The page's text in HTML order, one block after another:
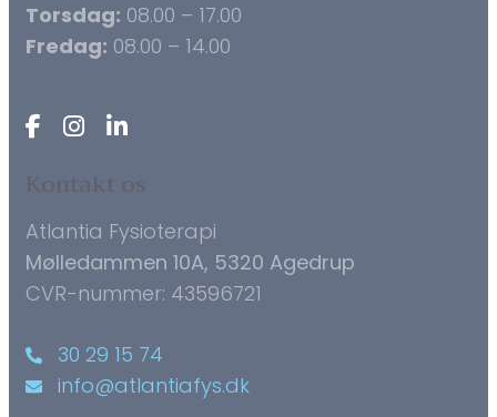
Torsdag: 08.00 – 17.00
Fredag: 08.00 – 14.00
Kontakt os
Atlantia Fysioterapi
Mølledammen 10A, 5320 Agedrup
CVR-nummer: 43596721
30 29 15 74
info@atlantiafys.dk